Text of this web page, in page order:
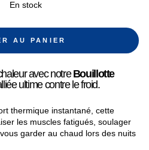
En stock
AU PANIER
avec notreBouillotte
ultime contre le froid.
thermique instantané, cette
les muscles fatigués, soulager
garder au chaud lors des nuits